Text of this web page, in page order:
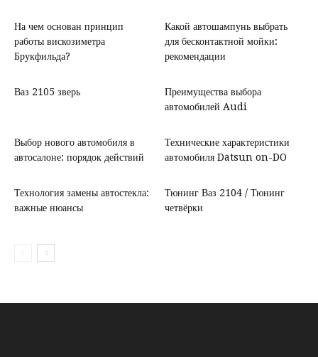
На чем основан принцип
работы вискозиметра
Брукфильда?
Какой автошампунь выбрать
для бесконтактной мойки:
рекомендации
Ваз 2105 зверь
Преимущества выбора
автомобилей Audi
Выбор нового автомобиля в
автосалоне: порядок действий
Технические характеристики
автомобиля Datsun on-DO
Технология замены автостекла:
важные нюансы
Тюнинг Ваз 2104 / Тюнинг
четвёрки